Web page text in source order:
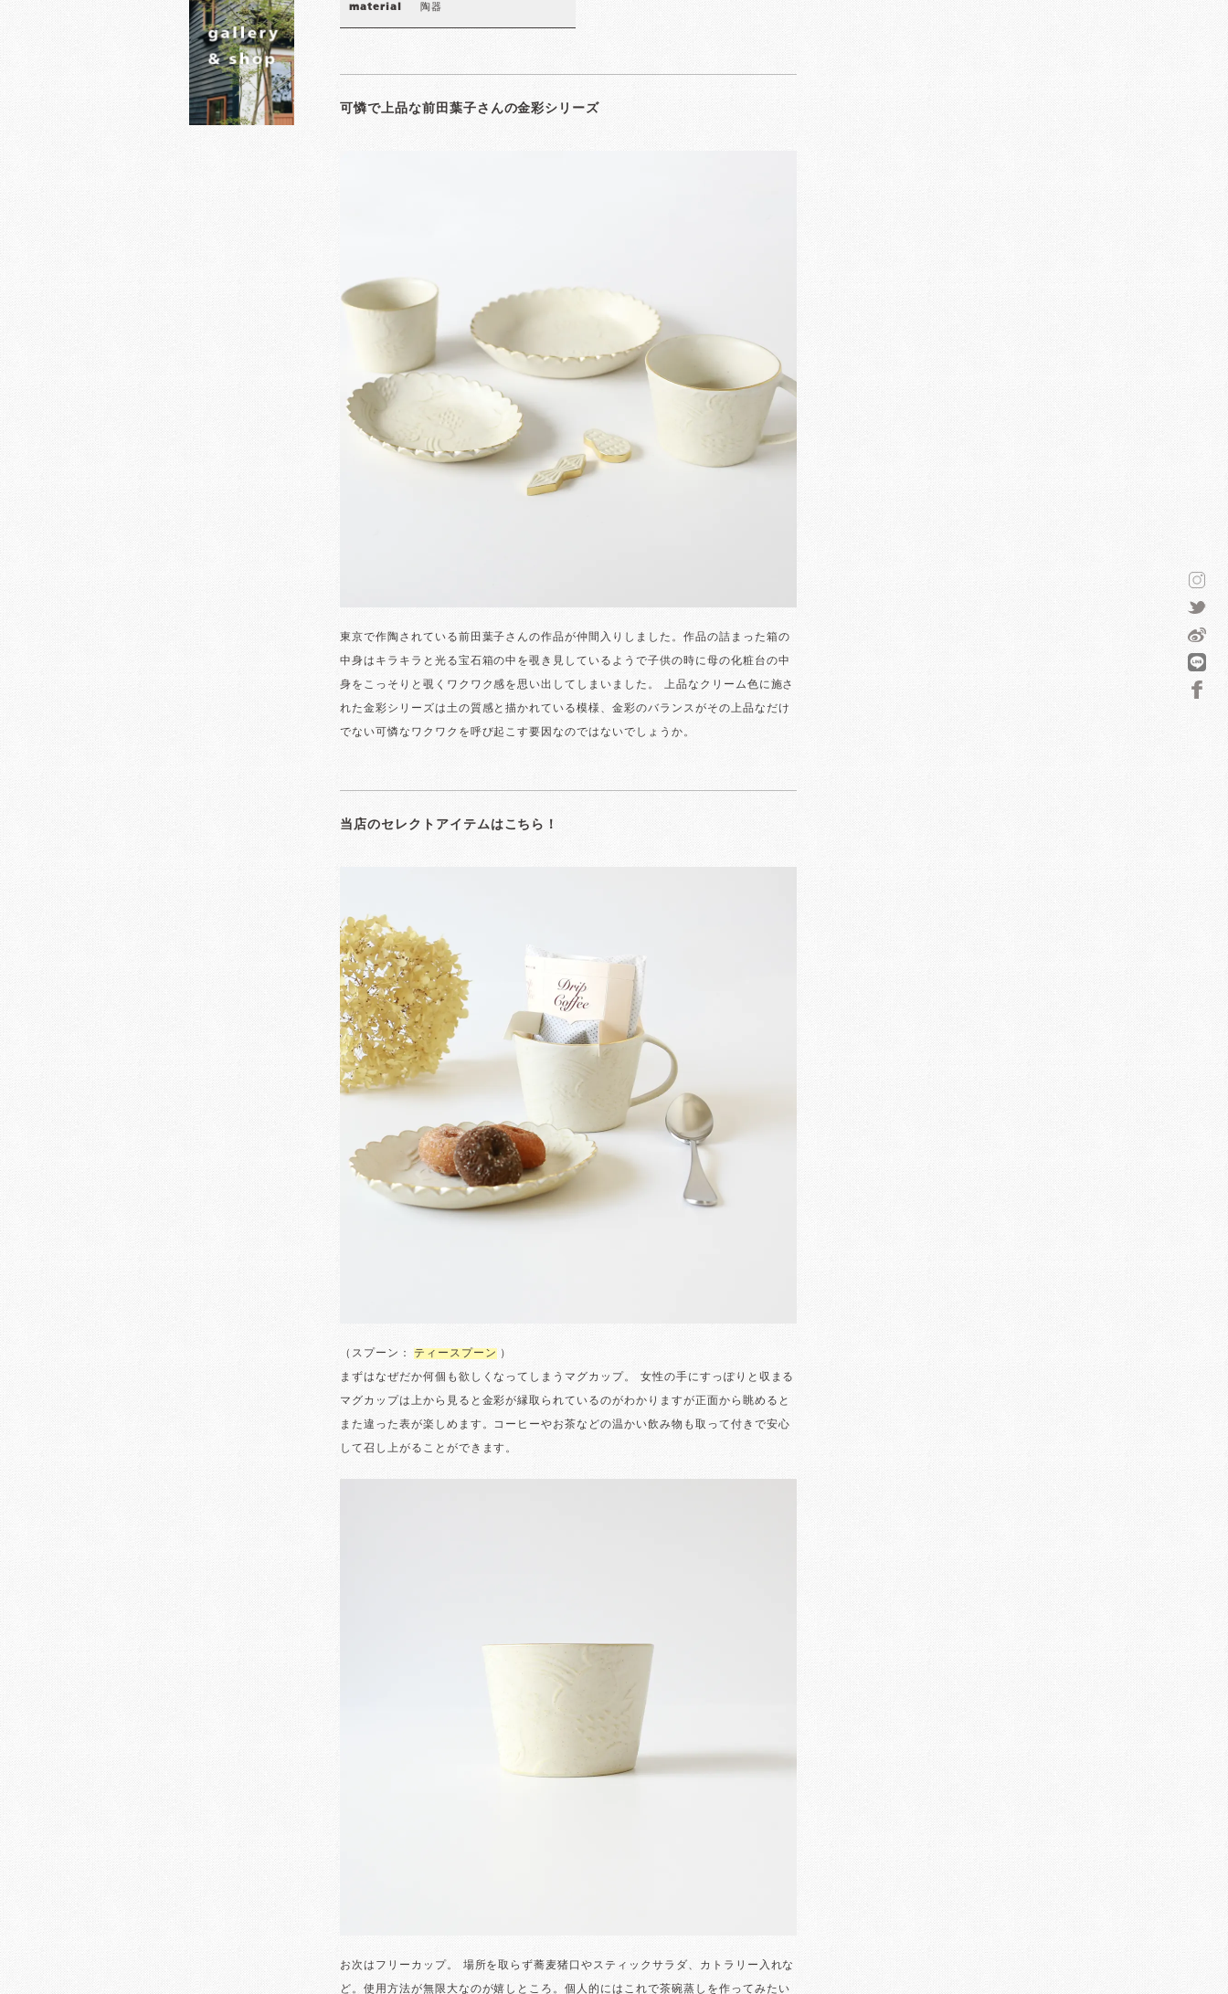
material 陶器
可憐で上品な前田葉子さんの金彩シリーズ
東京で作陶されている前田葉子さんの作品が仲間入りしました。作品の詰まった箱の
中身はキラキラと光る宝石箱の中を覗き見しているようで子供の時に母の化粧台の中
身をこっそりと覗くワクワク感を思い出してしまいました。 上品なクリーム色に施さ
れた金彩シリーズは土の質感と描かれている模様、金彩のバランスがその上品なだけ
でない可憐なワクワクを呼び起こす要因なのではないでしょうか。
当店のセレクトアイテムはこちら！
（スプーン： ティースプーン ）
まずはなぜだか何個も欲しくなってしまうマグカップ。 女性の手にすっぽりと収まる
マグカップは上から見ると金彩が縁取られているのがわかりますが正面から眺めると
また違った表が楽しめます。コーヒーやお茶などの温かい飲み物も取って付きで安心
して召し上がることができます。
お次はフリーカップ。 場所を取らず蕎麦猪口やスティックサラダ、カトラリー入れな
ど。使用方法が無限大なのが嬉しところ。個人的にはこれで茶碗蒸しを作ってみたい